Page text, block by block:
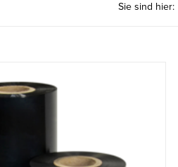
Sie sind hier: